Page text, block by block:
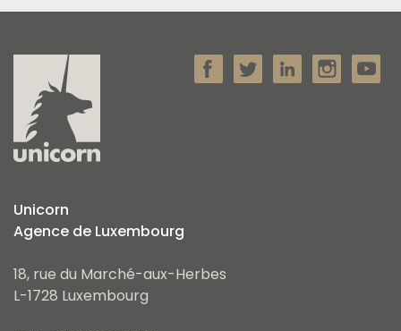
Unicorn
Agence de Luxembourg
18, rue du Marché-aux-Herbes
L-1728 Luxembourg